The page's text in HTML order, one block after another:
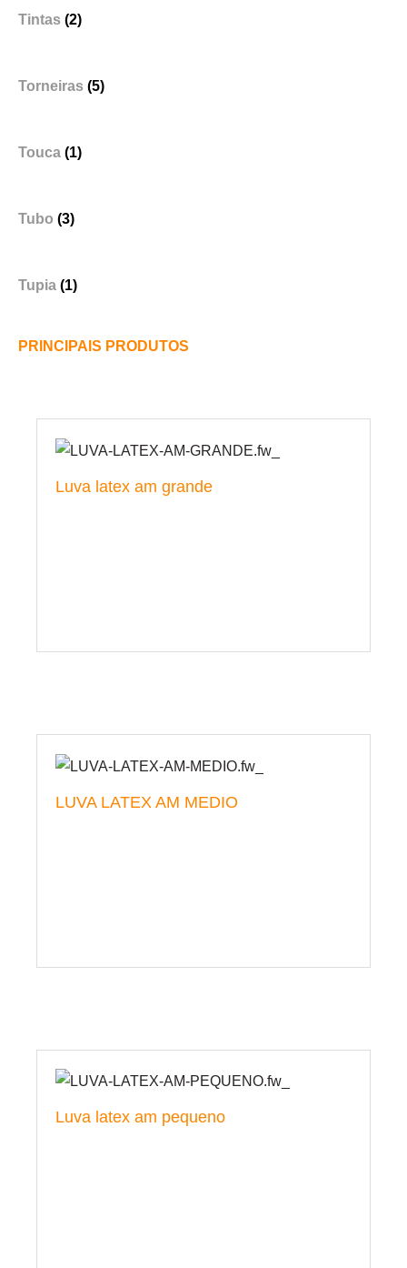
Tintas (2)
Torneiras (5)
Touca (1)
Tubo (3)
Tupia (1)
PRINCIPAIS PRODUTOS
Luva latex am grande
LUVA LATEX AM MEDIO
Luva latex am pequeno